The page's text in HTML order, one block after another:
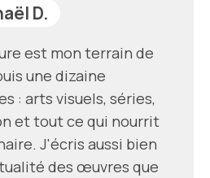
D.
est mon terrain de
une dizaine
: arts visuels, séries,
et tout ce qui nourrit
J'écris aussi bien
des œuvres que